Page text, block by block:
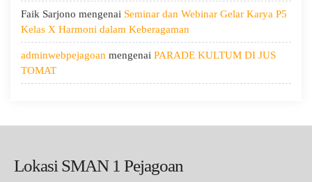
Faik Sarjono mengenai Seminar dan Webinar Gelar Karya P5
Kelas X Harmoni dalam Keberagaman
adminwebpejagoan mengenai PARADE KULTUM DI JUS
TOMAT
Lokasi SMAN 1 Pejagoan